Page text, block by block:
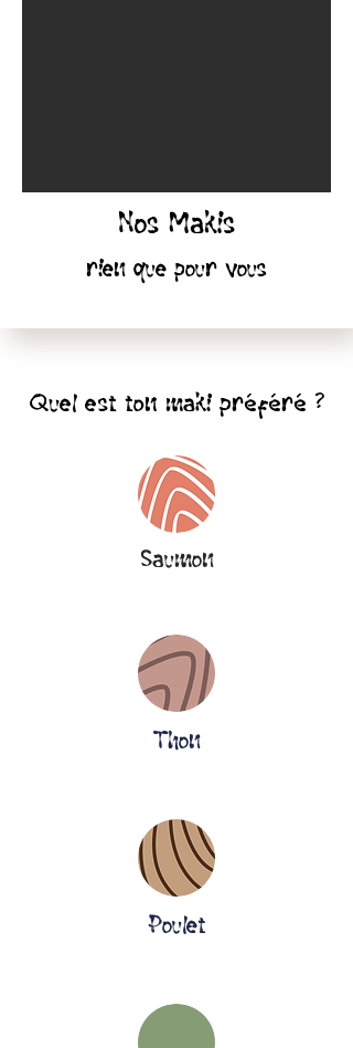
Nos Makis
rien que pour vous
Quel est ton maki préféré ?
Saumon
Thon
Poulet